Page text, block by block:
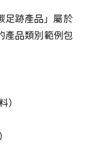
足跡產品」屬於
產品類別範例包
）